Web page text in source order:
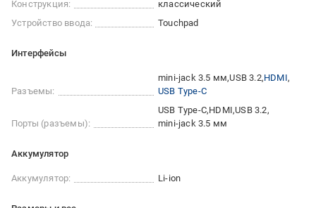
Конструкция:
классический
Устройство ввода:
Touchpad
Интерфейсы
Разъемы:
mini-jack 3.5 мм USB 3.2 HDMI
USB Type-C
Порты (разъемы):
USB Type-C HDMI USB 3.2
mini-jack 3.5 мм
Аккумулятор
Аккумулятор: Li-ion